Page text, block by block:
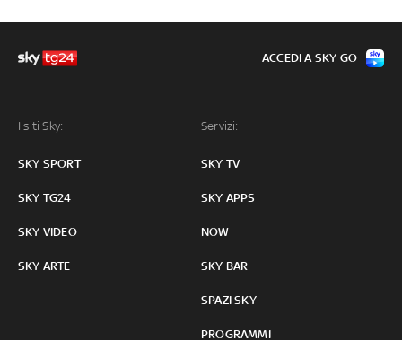
I siti Sky:
SKY SPORT
SKY TG24
SKY VIDEO
SKY ARTE
Servizi:
SKY TV
SKY APPS
NOW
SKY BAR
SPAZI SKY
PROGRAMMI
ACCEDI A SKY GO